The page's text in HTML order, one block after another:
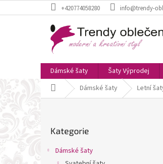
na
+420774058280 info@trendy-
Dámské šaty Šaty Výprodej
Domů Dámské šaty Letní
kategorie
Kategorie
Dámské šaty